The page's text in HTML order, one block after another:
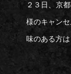
２３日、京
様のキャン
味のある方